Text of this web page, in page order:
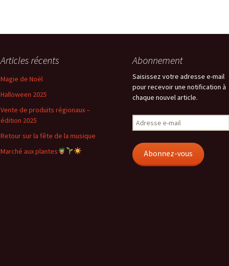
Articles récents
Magie de Noël
Halloween 2025
Vente de produits régionaux –
édition 2025
Retour sur la fête de la musique
Marché aux plantes
Abonnement
Saisissez votre adresse e-mail
pour recevoir une notification à
chaque nouvel article.
Adresse
e-
Abonnez-vous